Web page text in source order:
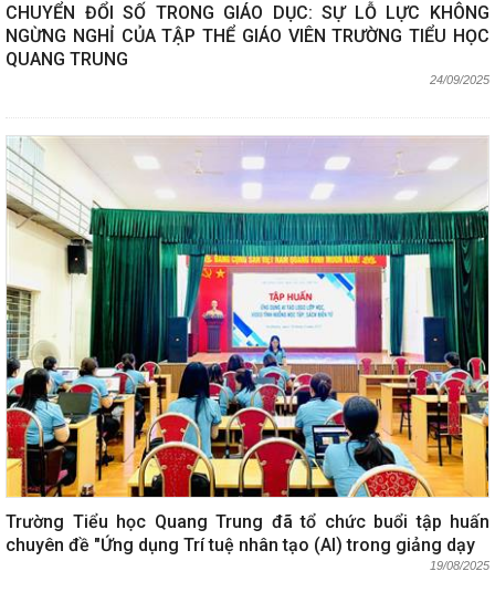
CHUYỂN ĐỔI SỐ TRONG GIÁO DỤC: SỰ LỖ LỰC KHÔNG
NGỪNG NGHỈ CỦA TẬP THỂ GIÁO VIÊN TRƯỜNG TIỂU HỌC
QUANG TRUNG
24/09/2025
Trường Tiểu học Quang Trung đã tổ chức buổi tập huấn
chuyên đề "Ứng dụng Trí tuệ nhân tạo (AI) trong giảng dạy
19/08/2025